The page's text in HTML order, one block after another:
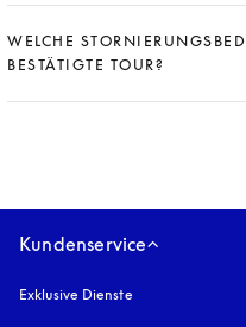
WELCHE
BESTÄTIGTE TOUR?
Kundenservice
Exklusive Dienste